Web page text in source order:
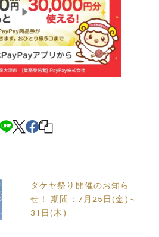
タケヤ祭り開催のお知ら
せ！ 期間：7月25日(金)～
31日(木)